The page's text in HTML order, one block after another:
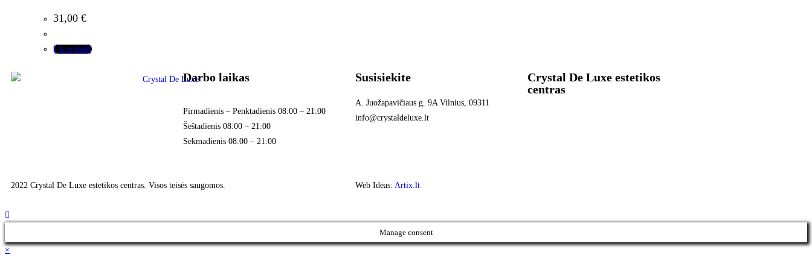
31,00 €
Į krepšelį
Darbo laikas
Pirmadienis – Penktadienis 08:00 – 21:00
Šeštadienis 08:00 – 21:00
Sekmadienis 08:00 – 21:00
Susisiekite
A. Juožapavičiaus g. 9A Vilnius, 09311
info@crystaldeluxe.lt
Crystal De Luxe estetikos
centras
2022 Crystal De Luxe estetikos centras. Visos teisės saugomos. Web Ideas: Artix.lt
Manage consent
×